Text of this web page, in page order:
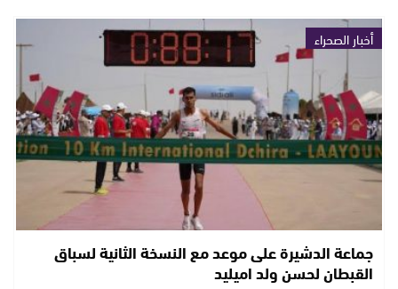
أخبار الصحراء
جماعة الدشيرة على موعد مع النسخة الثانية لسباق
القبطان لحسن ولد اميليد